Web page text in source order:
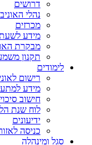
דרושים
נהלי
מכרזים
מידע
מבקרת
תקנון
לימודים
רישום
מידע
חישוב
לוח שנת
ידיעונים
כניסה
סגל ומינהלה